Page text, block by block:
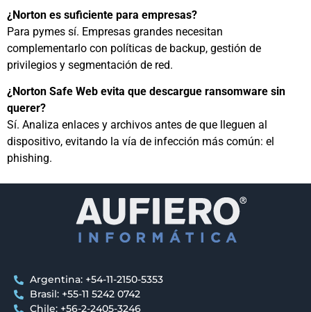
¿Norton es suficiente para empresas?
Para pymes sí. Empresas grandes necesitan
complementarlo con políticas de backup, gestión de
privilegios y segmentación de red.
¿Norton Safe Web evita que descargue ransomware sin
querer?
Sí. Analiza enlaces y archivos antes de que lleguen al
dispositivo, evitando la vía de infección más común: el
phishing.
Argentina: +54-11-2150-5353
Brasil: +55-11 5242 0742
Chile: +56-2-2405-3246